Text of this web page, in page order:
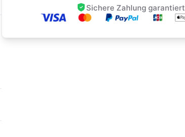
Sichere Zahlung garantiert